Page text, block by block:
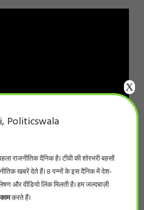
Politicswala
राजनीतिक दैनिक है। टीवी की शोरभरी बहसों
खबरें देते हैं। 8 पन्नों के इस दैनिक में देश-
और वीडियो लिंक मिलती है। हम जल्दबाज़ी
करते हैं।
X